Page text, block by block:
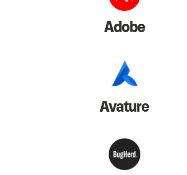
Adobe
Avature